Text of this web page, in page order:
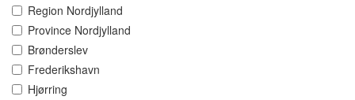
Region Nordjylland
Province Nordjylland
Brønderslev
Frederikshavn
Hjørring